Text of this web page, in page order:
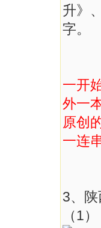
升》
字。
一开
外一
原创
一连
3、
（1